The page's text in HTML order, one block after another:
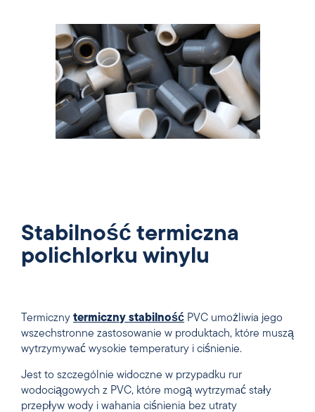
Stabilność termiczna
polichlorku winylu
Termiczny termiczny stabilność PVC umożliwia jego
wszechstronne zastosowanie w produktach, które muszą
wytrzymywać wysokie temperatury i ciśnienie.
Jest to szczególnie widoczne w przypadku rur
wodociągowych z PVC, które mogą wytrzymać stały
przepływ wody i wahania ciśnienia bez utraty